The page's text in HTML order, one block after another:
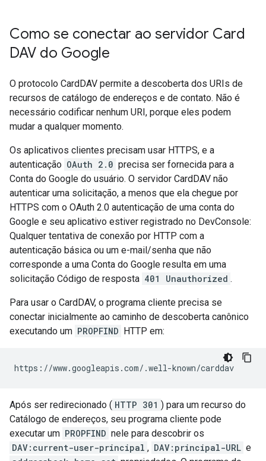
Como se conectar ao servidor Card
DAV do Google
O protocolo CardDAV permite a descoberta dos URIs de
recursos de catálogo de endereços e de contato. Não é
necessário codificar nenhum URI, porque eles podem
mudar a qualquer momento.
Os aplicativos clientes precisam usar HTTPS, e a
autenticação OAuth 2.0 precisa ser fornecida para a
Conta do Google do usuário. O servidor CardDAV não
autenticar uma solicitação, a menos que ela chegue por
HTTPS com o OAuth 2.0 autenticação de uma conta do
Google e seu aplicativo estiver registrado no DevConsole:
Qualquer tentativa de conexão por HTTP com a
autenticação básica ou um e-mail/senha que não
corresponde a uma Conta do Google resulta em uma
solicitação Código de resposta 401 Unauthorized .
Para usar o CardDAV, o programa cliente precisa se
conectar inicialmente ao caminho de descoberta canônico
executando um PROPFIND HTTP em:
Após ser redirecionado ( HTTP 301 ) para um recurso do
Catálogo de endereços, seu programa cliente pode
executar um PROPFIND nele para descobrir os
DAV:current-user-principal , DAV:principal-URL e